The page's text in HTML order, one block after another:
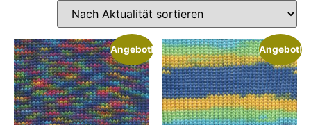
Angebot! Angebot!